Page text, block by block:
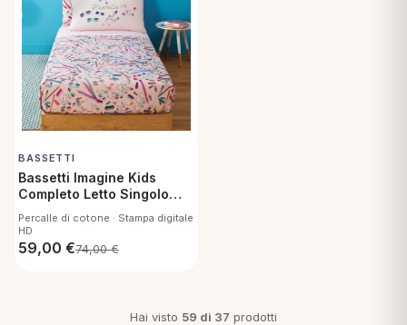
BASSETTI
Bassetti Imagine Kids
Completo Letto Singolo
Percalle di cotone · Stampa digitale
HD
59,00 €74,00€
Hai visto 59 di 37 prodotti